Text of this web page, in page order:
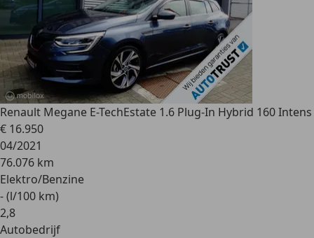
Renault Megane E-TechEstate 1.6 Plug-In Hybrid 160 Intens
€ 16.950
04/2021
76.076 km
Elektro/Benzine
- (l/100 km)
2,8
Autobedrijf